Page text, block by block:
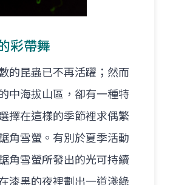
彩帶舞
的昆蟲已不再活躍；然而
中海拔山區，卻有一種特
擇在這樣的季節裡求偶繁
角雪螢。有別於夏季活動
角雪螢所發出的光可持續
漆黑的夜裡劃出一道淺綠